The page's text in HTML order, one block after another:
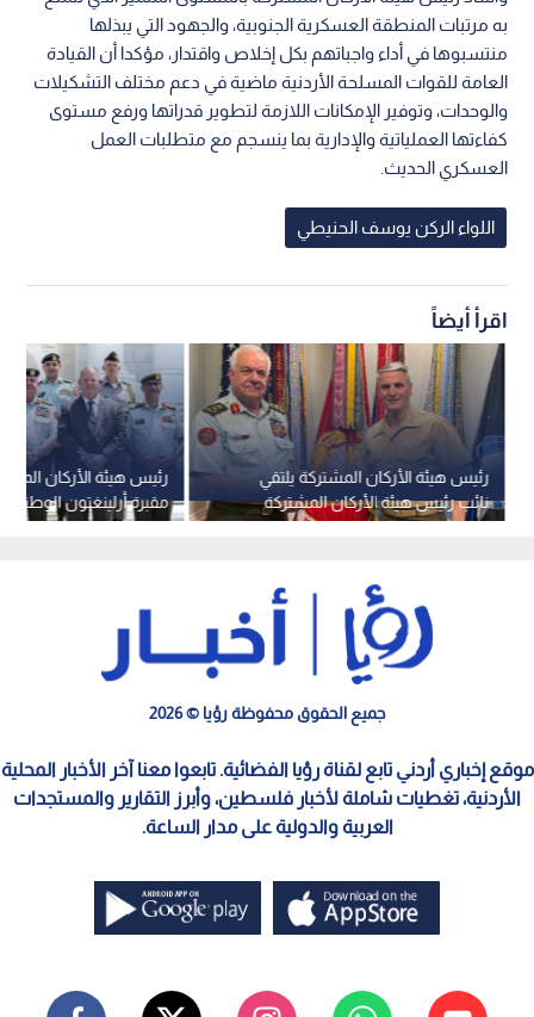
به مرتبات المنطقة العسكرية الجنوبية، والجهود التي يبذلها
منتسبوها في أداء واجباتهم بكل إخلاص واقتدار، مؤكدا أن القيادة
العامة للقوات المسلحة الأردنية ماضية في دعم مختلف التشكيلات
والوحدات، وتوفير الإمكانات اللازمة لتطوير قدراتها ورفع مستوى
كفاءتها العملياتية والإدارية بما ينسجم مع متطلبات العمل
العسكري الحديث.
اللواء الركن يوسف الحنيطي
اقرأ أيضاً
رئيس هيئة الأركان
مقبرة أرلينغتون الوطنية
من الزهور على ضريح
رئيس هيئة الأركان المشتركة يلتقي
نائب رئيس هيئة الأركان المشتركة
الأمريكية في البنتاغون
جميع الحقوق محفوظة رؤيا © 2026
موقع إخباري أردني تابع لقناة رؤيا الفضائية. تابعوا معنا آخر الأخبار المحلية
الأردنية، تغطيات شاملة لأخبار فلسطين، وأبرز التقارير والمستجدات
العربية والدولية على مدار الساعة.